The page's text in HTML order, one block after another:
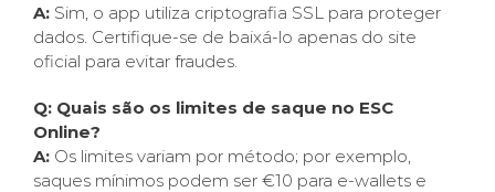
A: Sim, o app utiliza criptografia SSL para proteger
dados. Certifique-se de baixá-lo apenas do site
oficial para evitar fraudes.
Q: Quais são os limites de saque no ESC
Online?
A: Os limites variam por método; por exemplo,
saques mínimos podem ser €10 para e-wallets e